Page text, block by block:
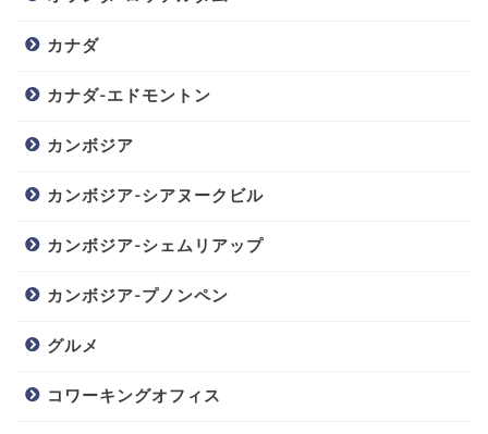
カナダ
カナダ-エドモントン
カンボジア
カンボジア-シアヌークビル
カンボジア-シェムリアップ
カンボジア-プノンペン
グルメ
コワーキングオフィス